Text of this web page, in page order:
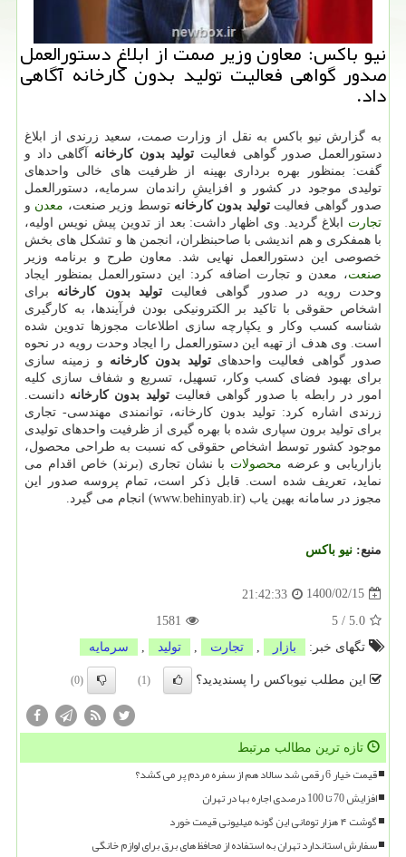
نیو باکس: معاون وزیر صمت از ابلاغ دستورالعمل
صدور گواهی فعالیت تولید بدون کارخانه آگاهی
داد.
به گزارش نیو باکس به نقل از وزارت صمت، سعید زرندی از ابلاغ
دستورالعمل صدور گواهی فعالیت تولید بدون کارخانه آگاهی داد و
گفت: بمنظور بهره برداری بهینه از ظرفیت های خالی واحدهای
تولیدی موجود در کشور و افزایشِ راندمان سرمایه، دستورالعمل
صدور گواهی فعالیت تولید بدون کارخانه توسط وزیر صنعت، معدن و
تجارت ابلاغ گردید. وی اظهار داشت: بعد از تدوین پیش نویس اولیه،
با همفکری و هم اندیشی با صاحبنظران، انجمن ها و تشکل های بخش
خصوصی این دستورالعمل نهایی شد. معاون طرح و برنامه وزیر
صنعت، معدن و تجارت اضافه کرد: این دستورالعمل بمنظور ایجاد
وحدت رویه در صدور گواهی فعالیت تولید بدون کارخانه برای
اشخاص حقوقی با تاکید بر الکترونیکی بودن فرآیندها، به کارگیری
شناسه کسب وکار و یکپارچه سازی اطلاعات مجوزها تدوین شده
است. وی هدف از تهیه این دستورالعمل را ایجاد وحدت رویه در نحوه
صدور گواهی فعالیت واحدهای تولید بدون کارخانه و زمینه سازی
برای بهبود فضای کسب وکار، تسهیل، تسریع و شفاف سازی کلیه
امور در رابطه با صدور گواهی فعالیت تولید بدون کارخانه دانست.
زرندی اشاره کرد: تولید بدون کارخانه، توانمندی مهندسی- تجاری
برای تولید برون سپاری شده با بهره گیری از ظرفیت واحدهای تولیدی
موجود کشور توسط اشخاص حقوقی که نسبت به طراحی محصول،
بازاریابی و عرضه محصولات با نشان تجاری (برند) خاص اقدام می
نماید، تعریف شده است. قابل ذکر است، تمام پروسه صدور این
مجوز در سامانه بهین یاب (www.behinyab.ir) انجام می گیرد.
منبع: نیو باكس
1400/02/15
21:42:33
5.0
/
5
1581
تگهای خبر:
بازار تجارت تولید سرمایه
این مطلب نیوباکس را پسندیدید؟ (1)
(0)
تازه ترین مطالب مرتبط
قیمت خیار 6 رقمی شد سالاد هم از سفره مردم پر می کشد؟
افزایش 70 تا 100 درصدی اجاره بها در تهران
گوشت ۴ هزار تومانی این گونه میلیونی قیمت خورد
سفارش استاندارد تهران به استفاده از محافظ های برق برای لوازم خانگی